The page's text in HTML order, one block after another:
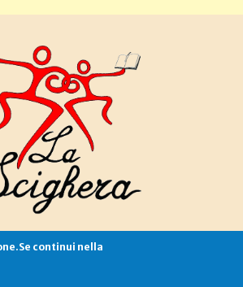
Scigheracopyleft | cookies
continui nella